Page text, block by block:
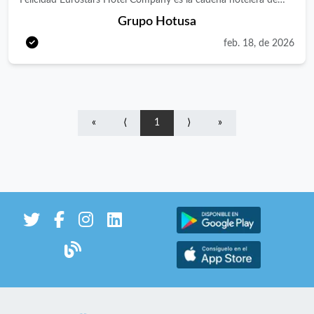
Grupo Hotusa del que forman parte las marcas Eurostars
Hotels, Áurea Hotels, Exe Hotels, Ikonik Hotels, Crisol Hotels y
hotelera a los valores de marca o al cuidado en la experiencia
marketing de nuestra cadena hotelera. La persona seleccionada
será responsable de conceptualizar, diseñar y producir
materiales visuales de alta calidad que refuercen la identidad de
nuestras marcas y comuniquen eficazmente nuestra propuesta
de valor. Este rol también requerirá conocimientos básicos en
Grupo Hotusa
feb. 18, de 2026
« ⟨ 1 ⟩ »